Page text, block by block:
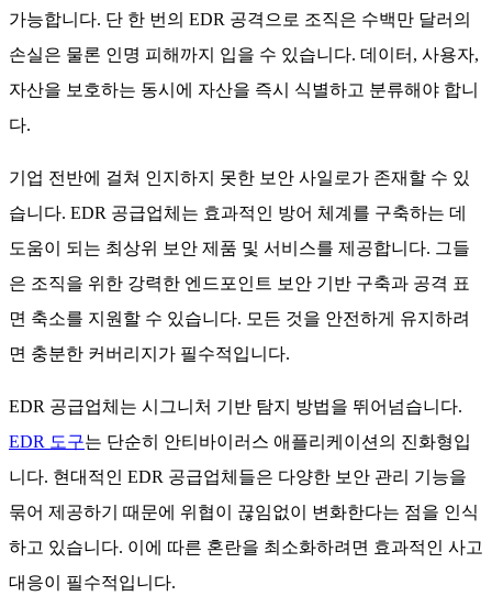
가능합니다. 단 한 번의 EDR 공격으로 조직은 수백만 달러의
손실은 물론 인명 피해까지 입을 수 있습니다. 데이터, 사용자,
자산을 보호하는 동시에 자산을 즉시 식별하고 분류해야 합니
다.
기업 전반에 걸쳐 인지하지 못한 보안 사일로가 존재할 수 있
습니다. EDR 공급업체는 효과적인 방어 체계를 구축하는 데
도움이 되는 최상위 보안 제품 및 서비스를 제공합니다. 그들
은 조직을 위한 강력한 엔드포인트 보안 기반 구축과 공격 표
면 축소를 지원할 수 있습니다. 모든 것을 안전하게 유지하려
면 충분한 커버리지가 필수적입니다.
EDR 공급업체는 시그니처 기반 탐지 방법을 뛰어넘습니다.
EDR 도구는 단순히 안티바이러스 애플리케이션의 진화형입
니다. 현대적인 EDR 공급업체들은 다양한 보안 관리 기능을
묶어 제공하기 때문에 위협이 끊임없이 변화한다는 점을 인식
하고 있습니다. 이에 따른 혼란을 최소화하려면 효과적인 사고
대응이 필수적입니다.